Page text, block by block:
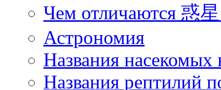
Чем отличаются 惑
Астрономия
Названия насекомых
Названия рептилий